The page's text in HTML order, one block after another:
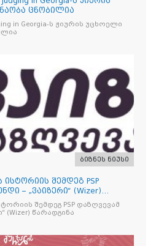
ცნობილია
in Georgia-ს ჟიურის უცხოელი
ბიზნეს ნიუსი
ისტორიის შემდეგ PSP
– „ვაიზერი“ (Wizer)
შემდეგ PSP დაზღვევამ
„ვაიზერი“ (Wizer) წარადგინა